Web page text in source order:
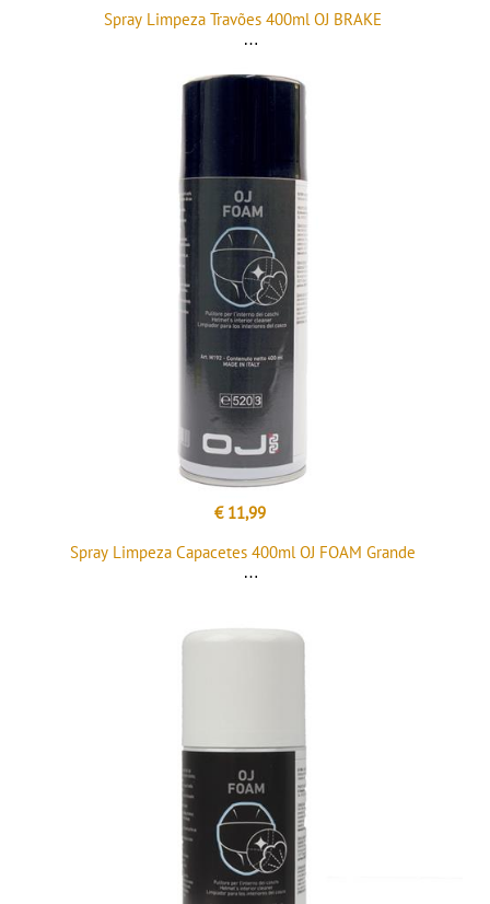
Spray Limpeza Travões 400ml OJ BRAKE
€ 11,99
Spray Limpeza Capacetes 400ml OJ FOAM Grande